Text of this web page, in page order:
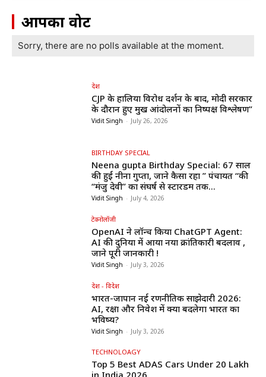
आपका वोट
Sorry, there are no polls available at the moment.
देश
CJP के हालिया विरोध प्रदर्शन के बाद, मोदी सरकार
के दौरान हुए प्रमुख आंदोलनों का निष्पक्ष विश्लेषण”
Vidit Singh - July 26, 2026
BIRTHDAY SPECIAL
Neena gupta Birthday Special: 67 साल
की हुईं नीना गुप्ता, जाने कैसा रहा ” पंचायत “की
“मंजु देवी” का संघर्ष से स्टारडम तक...
Vidit Singh - July 4, 2026
टेक्नोलॉजी
OpenAI ने लॉन्च किया ChatGPT Agent:
AI की दुनिया में आया नया क्रांतिकारी बदलाव ,
जाने पूरी जानकारी !
Vidit Singh - July 3, 2026
देश - विदेश
भारत-जापान नई रणनीतिक साझेदारी 2026:
AI, रक्षा और निवेश में क्या बदलेगा भारत का
भविष्य?
Vidit Singh - July 3, 2026
TECHNOLOAGY
Top 5 Best ADAS Cars Under ₹20 Lakh